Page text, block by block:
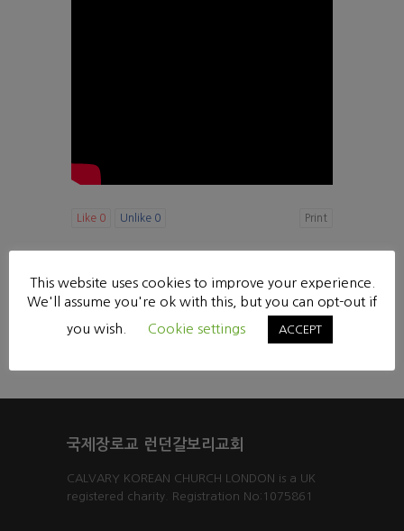
Like 0 Unlike 0 Print
하나님의 마음과 나의 마음 [사도행전 1:1-11] **추후 업로드 예정** »
국제장로교 런던갈보리교회
CALVARY KOREAN CHURCH LONDON is a UK
registered charity. Registration No:1075861
This website uses cookies to improve your experience.
We'll assume you're ok with this, but you can opt-out if
you wish.
Cookie settings ACCEPT